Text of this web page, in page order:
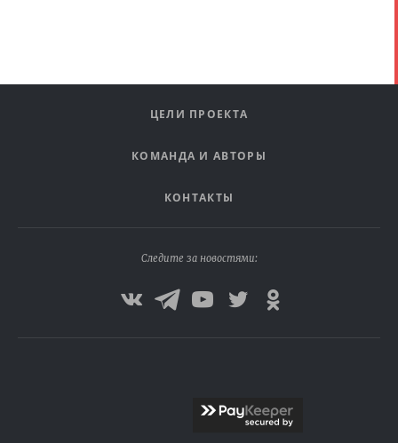
ЦЕЛИ ПРОЕКТА
КОМАНДА И АВТОРЫ
КОНТАКТЫ
Следите за новостями: